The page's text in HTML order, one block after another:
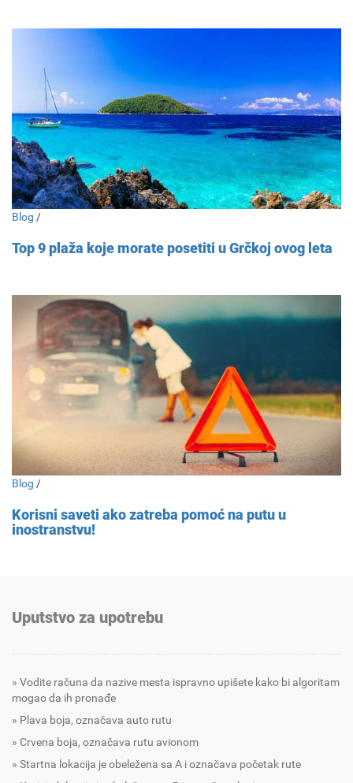
Blog /
Top 9 plaža koje morate posetiti u Grčkoj ovog leta
Blog /
Korisni saveti ako zatreba pomoć na putu u
inostranstvu!
Uputstvo za upotrebu
Vodite računa da nazive mesta ispravno upišete kako bi algoritam
mogao da ih pronađe
Plava boja, označava auto rutu
Crvena boja, označava rutu avionom
Startna lokacija je obeležena sa A i označava početak rute